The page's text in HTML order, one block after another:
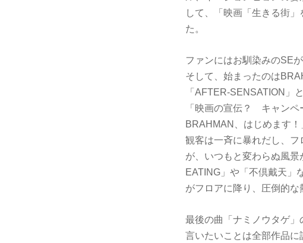
して、「映画「生きる街
た。
ファンにはお馴染みのSE
そして、始まったのは
「AFTER-SENSATION」
「映画の宣伝？ キャンペ
BRAHMAN、はじめます
観客は一斉に暴れだし、
が、いつもと変わらぬ風
EATING」や「不倶戴天
がフロアに降り、圧倒的な
最後の曲「ナミノウタゲ」
言いたいことは全部作品